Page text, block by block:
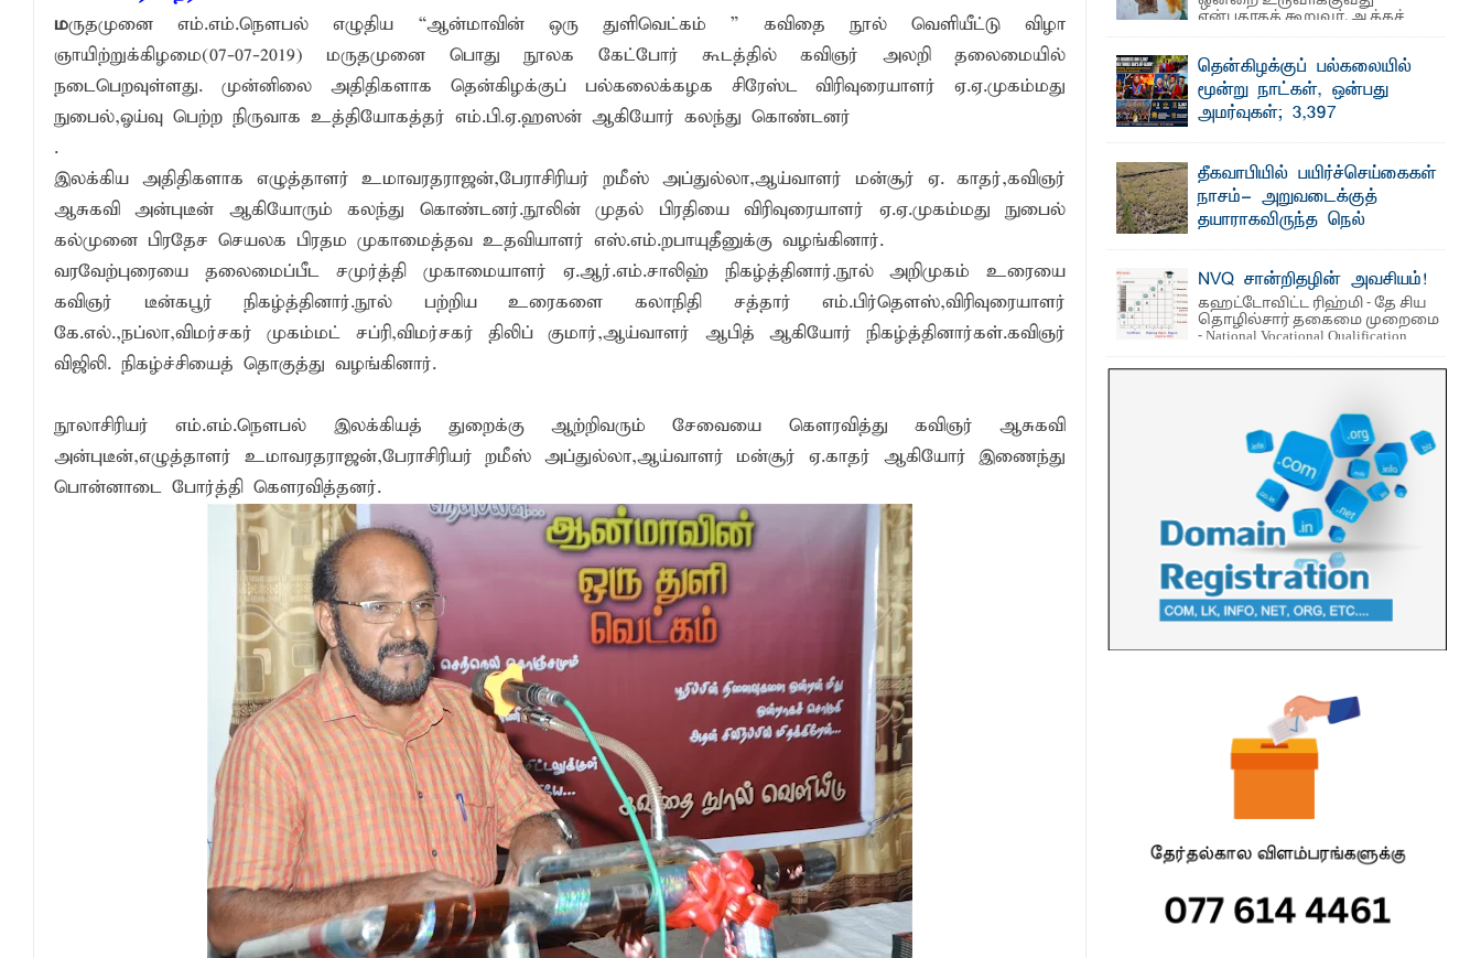
எச்சரிக்கை!
என்னால் முடிந்த வரை கல்விக்கு உதவ என்றும் தயாராக உள்ளேன் கல்வியின் மூலம் மாணவர்களின் எதிர்காலம் உள்ளது - கல்முனை மாநகரசபை
முன்னாள் பிரதி முதல்வர் ரஹ்மத் மன்சூர்
மாளிகைக்காட்டிற்கு நிரந்தர மாற்று மையவாடி அமைப்பது குறித்து விசேட ஆலோசனைக் கூட்டம் : மக்களின் நீண்டகால தேவைக்கு தீர்வு காண
ஒருமித்த நடவடிக்கைக்கு முஸ்தீபு
மருதமுனை எம்.எம்.நௌபல் எழுதிய “ஆன்மாவின் ஒரு துளிவெட்கம் ” கவிதை நூல் வெளியீட்டு விழா
ஞாயிற்றுக்கிழமை(07-07-2019) மருதமுனை பொது நூலக கேட்போர் கூடத்தில் கவிஞர் அலறி தலைமையில்
நடைபெறவுள்ளது. முன்னிலை அதிதிகளாக தென்கிழக்குப் பல்கலைக்கழக சிரேஸ்ட விரிவுரையாளர் ஏ.ஏ.முகம்மது
நுபைல்,ஓய்வு பெற்ற நிருவாக உத்தியோகத்தர் எம்.பி.ஏ.ஹஸன் ஆகியோர் கலந்து கொண்டனர்
.
இலக்கிய அதிதிகளாக எழுத்தாளர் உமாவரதராஜன்,பேராசிரியர் றமீஸ் அப்துல்லா,ஆய்வாளர் மன்சூர் ஏ. காதர்,கவிஞர்
ஆசுகவி அன்புடீன் ஆகியோரும் கலந்து கொண்டனர்.நூலின் முதல் பிரதியை விரிவுரையாளர் ஏ.ஏ.முகம்மது நுபைல்
கல்முனை பிரதேச செயலக பிரதம முகாமைத்தவ உதவியாளர் எஸ்.எம்.றபாயுதீனுக்கு வழங்கினார்.
வரவேற்புரையை தலைமைப்பீட சமுர்த்தி முகாமையாளர் ஏ.ஆர்.எம்.சாலிஹ் நிகழ்த்தினார்.நூல் அறிமுகம் உரையை
கவிஞர் டீன்கபூர் நிகழ்த்தினார்.நூல் பற்றிய உரைகளை கலாநிதி சத்தார் எம்.பிர்தௌஸ்,விரிவுரையாளர்
கே.எல்.,நப்லா,விமர்சகர் முகம்மட் சப்ரி,விமர்சகர் திலிப் குமார்,ஆய்வாளர் ஆபித் ஆகியோர் நிகழ்த்தினார்கள்.கவிஞர்
விஜிலி. நிகழ்ச்சியைத் தொகுத்து வழங்கினார்.
நூலாசிரியர் எம்.எம்.நௌபல் இலக்கியத் துறைக்கு ஆற்றிவரும் சேவையை கௌரவித்து கவிஞர் ஆசுகவி
அன்புடீன்,எழுத்தாளர் உமாவரதராஜன்,பேராசிரியர் றமீஸ் அப்துல்லா,ஆய்வாளர் மன்சூர் ஏ.காதர் ஆகியோர் இணைந்து
பொன்னாடை போர்த்தி கௌரவித்தனர்.
என்பதாகக் கூறுவர். ஆக்கச்
சிந்தனை ...
தென்கிழக்குப் பல்கலையில்
மூன்று நாட்கள், ஒன்பது
அமர்வுகள்; 3,397
பட்டதாரிகளுக்கு பட்டங்கள் –
சிறந்த மாணவர்களுக்கு
தங்கப்பதக்கங்கள், நினைவுப் பதக்கங்கள்
மற்றும் சிறப்புப் பரிசுகள்
எம்.வை. அமீர்- ஒ லுவிலில் அமைந்துள்ள
தென்கிழக்குப் பல்கலைக்கழகத்தின்
தீகவாபியில் பயிர்ச்செய்கைகள்
நாசம்- அறுவடைக்குத்
தயாராகவிருந்த நெல்
காட்டு யானைகள்
பாறுக் ஷிஹான்- அ ம்பாறை மாவட்டத்தின்
தீகவாபி பிரதேசத்தில் அறுவடைக்குத்
தயாரான நிலையில் காணப்பட்ட பல ...
NVQ சான்றிதழின் அவசியம்!
கஹட்டோவிட்ட ரிஹ்மி - தே சிய
தொழில்சார் தகைமை முறைமை
- National Vocational Qualification
(NVQ) ...